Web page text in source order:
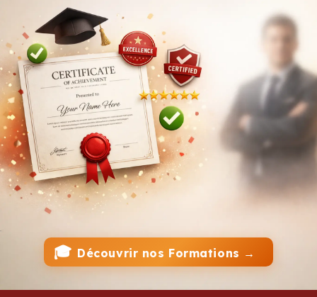
🎓 Découvrir nos Formations →